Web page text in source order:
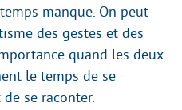
manque. On peut
des gestes et des
quand les deux
le temps de se
se raconter.